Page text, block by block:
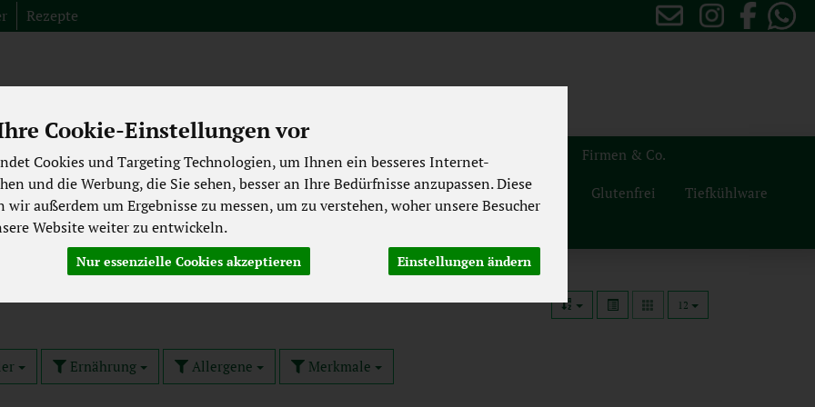
Cookie-Einstellungen vor
Cookies und Targeting Technologien, um Ihnen ein besseres Internet-
und die Werbung, die Sie sehen, besser an Ihre Bedürfnisse anzupassen. Diese
außerdem um Ergebnisse zu messen, um zu verstehen, woher unsere Besucher
Website weiter zu entwickeln.
Nur essenzielle Cookies akzeptieren Einstellungen ändern
Rezepte
Fleisch aus der Region Spezialitäten Abverkauf Biokisten Themenwelten Firmen & Co.
Backwaren Getränke Pflege & Kosmetik Naturdrogerie Vegan Glutenfrei Tiefkühlware
Laktosefrei Großgebinde
12
Ernährung Allergene Merkmale